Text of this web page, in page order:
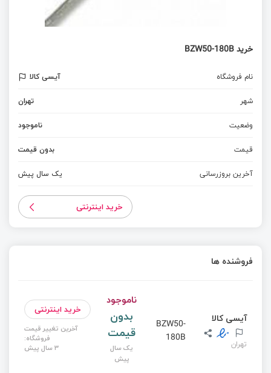
خرید BZW50-180B
نام فروشگاه
آیسی کالا
شهر
تهران
وضعیت
ناموجود
قیمت
بدون قیمت
آخرین بروزرسانی
یک سال پیش
خرید اینترنتی
فروشنده ها
آیسی کالا
تهران
BZW50-
180B
ناموجود
بدون
قیمت
یک سال
پیش
خرید اینترنتی
آخرین تغییر قیمت
فروشگاه:
3 سال پیش